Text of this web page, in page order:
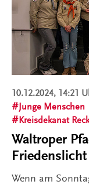
10.12.2024, 14:21
Junge Menschen
Kreisdekanat
Waltroper
Wenn am